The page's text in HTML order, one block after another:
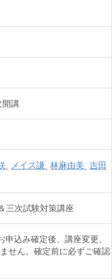
開講
メイス謙 林麻由美 吉田
三次試験対策講座
込み確定後、講座変更、
せん。確定前に必ずご確認